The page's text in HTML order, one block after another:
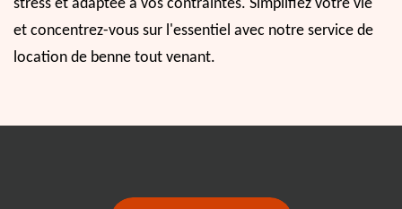
stress et adaptée à vos contraintes. Simplifiez votre vie
et concentrez-vous sur l'essentiel avec notre service de
location de benne tout venant.